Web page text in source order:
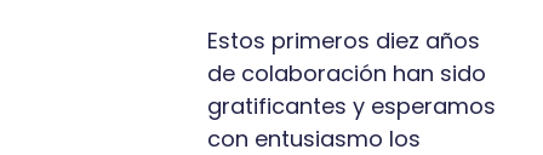
Estos primeros diez años
de colaboración han sido
gratificantes y esperamos
con entusiasmo los